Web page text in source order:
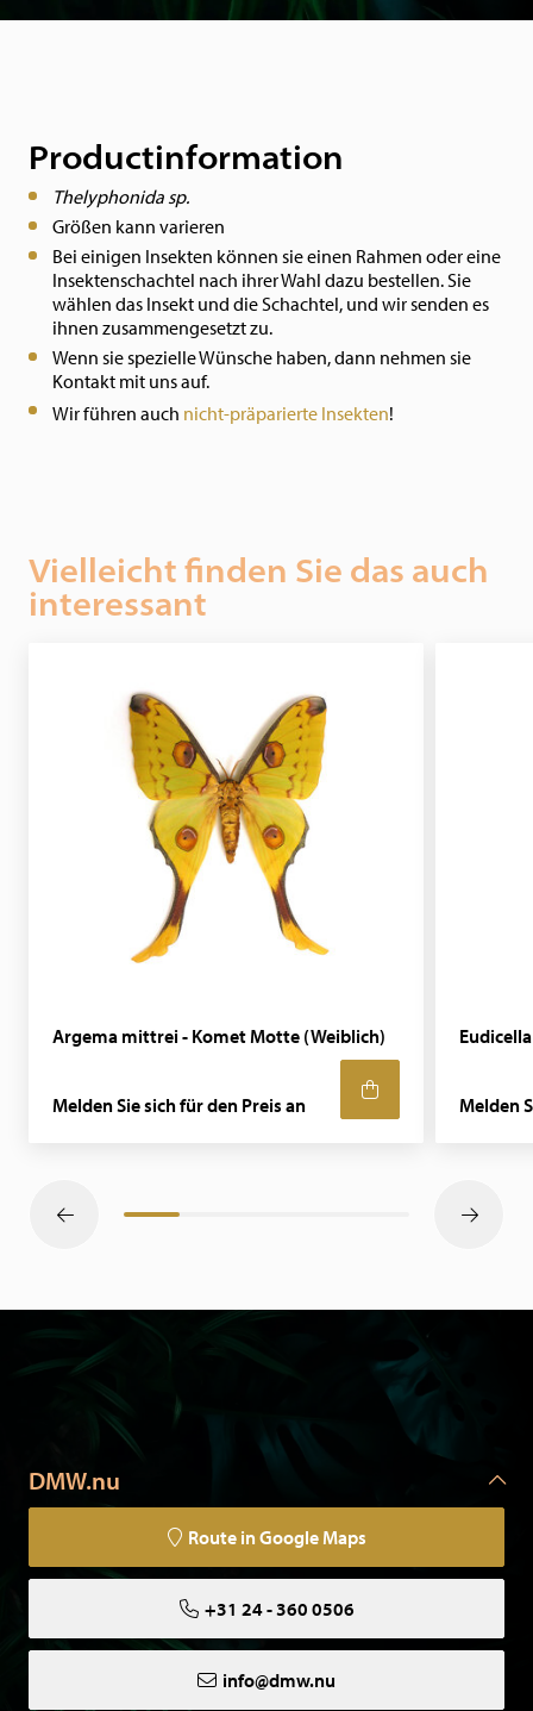
Productinformation
Thelyphonida sp.
Größen kann varieren
Bei einigen Insekten können sie einen Rahmen oder eine
Insektenschachtel nach ihrer Wahl dazu bestellen. Sie
wählen das Insekt und die Schachtel, und wir senden es
ihnen zusammengesetzt zu.
Wenn sie spezielle Wünsche haben, dann nehmen sie
Kontakt mit uns auf.
Wir führen auch nicht-präparierte Insekten!
Vielleicht finden Sie das auch
interessant
Argema mittrei - Komet Motte (Weiblich)
Melden Sie sich für den Preis an Melden
DMW.nu
Route in Google Maps
+31 24 - 360 0506
info@dmw.nu